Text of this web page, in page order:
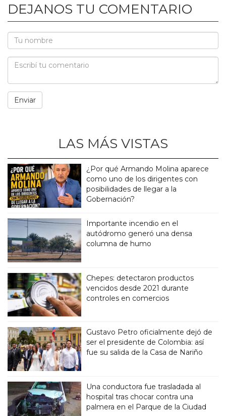
DEJANOS TU COMENTARIO
LAS MÁS VISTAS
¿Por qué Armando Molina aparece
como uno de los dirigentes con
posibilidades de llegar a la
Gobernación?
Importante incendio en el
autódromo generó una densa
columna de humo
Chepes: detectaron productos
vencidos desde 2021 durante
controles en comercios
Gustavo Petro oficialmente dejó de
ser el presidente de Colombia: así
fue su salida de la Casa de Nariño
Una conductora fue trasladada al
hospital tras chocar contra una
palmera en el Parque de la Ciudad